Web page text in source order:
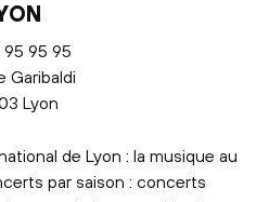
95 95
Garibaldi
Lyon
de Lyon : la musique au
par saison : concerts